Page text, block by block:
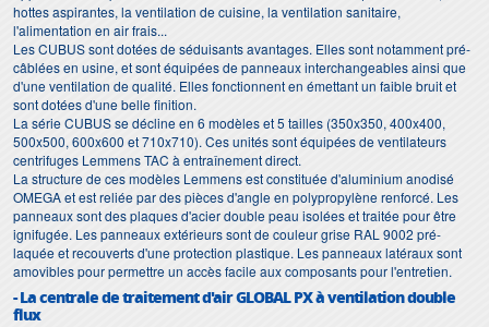
hottes aspirantes, la ventilation de cuisine, la ventilation sanitaire,
l'alimentation en air frais...
Les CUBUS sont dotées de séduisants avantages. Elles sont notamment pré-
câblées en usine, et sont équipées de panneaux interchangeables ainsi que
d'une ventilation de qualité. Elles fonctionnent en émettant un faible bruit et
sont dotées d'une belle finition.
La série CUBUS se décline en 6 modèles et 5 tailles (350x350, 400x400,
500x500, 600x600 et 710x710). Ces unités sont équipées de ventilateurs
centrifuges Lemmens TAC à entraînement direct.
La structure de ces modèles Lemmens est constituée d'aluminium anodisé
OMEGA et est reliée par des pièces d'angle en polypropylène renforcé. Les
panneaux sont des plaques d'acier double peau isolées et traitée pour être
ignifugée. Les panneaux extérieurs sont de couleur grise RAL 9002 pré-
laquée et recouverts d'une protection plastique. Les panneaux latéraux sont
amovibles pour permettre un accès facile aux composants pour l'entretien.
- La centrale de traitement d'air GLOBAL PX à ventilation double
flux